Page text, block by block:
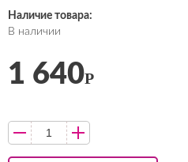
Наличие товара:
В наличии
1 640Р